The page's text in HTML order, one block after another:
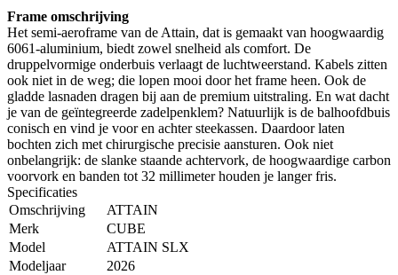
Frame omschrijving
Het semi-aeroframe van de Attain, dat is gemaakt van hoogwaardig
6061-aluminium, biedt zowel snelheid als comfort. De
druppelvormige onderbuis verlaagt de luchtweerstand. Kabels zitten
ook niet in de weg; die lopen mooi door het frame heen. Ook de
gladde lasnaden dragen bij aan de premium uitstraling. En wat dacht
je van de geïntegreerde zadelpenklem? Natuurlijk is de balhoofdbuis
conisch en vind je voor en achter steekassen. Daardoor laten
bochten zich met chirurgische precisie aansturen. Ook niet
onbelangrijk: de slanke staande achtervork, de hoogwaardige carbon
voorvork en banden tot 32 millimeter houden je langer fris.
Specificaties
Omschrijving
ATTAIN
Merk
CUBE
Model
ATTAIN SLX
Modeljaar
2026